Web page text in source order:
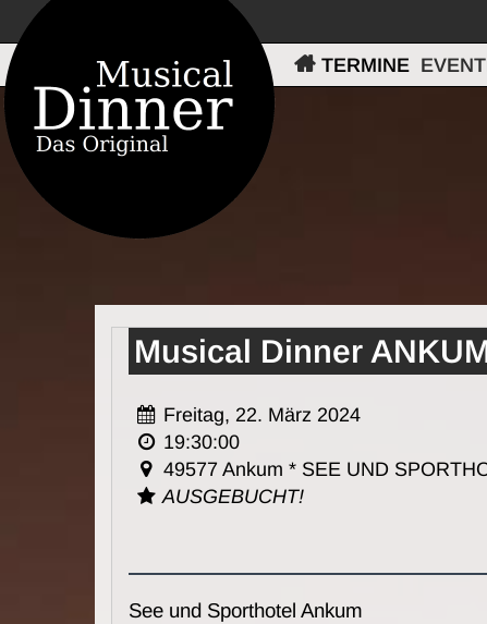
TERMINE
Musical Dinner
Freitag, 22. März 2024
19:30:00
49577 Ankum * SEE UND
AUSGEBUCHT!
See und Sporthotel Ankum